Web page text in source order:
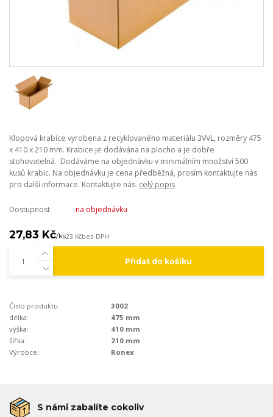
Klopová krabice vyrobena z recyklovaného materiálu 3VVL, rozměry 475
x 410 x 210 mm. Krabice je dodávána na plocho a je dobře
stohovatelná. Dodáváme na objednávku v minimálním množství 500
kusů krabic. Na objednávku je cena předběžná, prosím kontaktujte nás
pro další informace. Kontaktujte nás. celý popis
Dostupnost na objednávku
27,83 Kč/ks23 Kčbez DPH
Přidat do košíku
Číslo produktu:
3002
délka:
475 mm
výška:
410 mm
šířka:
210 mm
Výrobce:
Ronex
S námi zabalíte cokoliv